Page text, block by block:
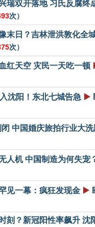
瑞双开落地 习氏反腐终
次）
末日？吉林泄洪敦化全
次）
红天空 灾民一天吃一顿
沈阳！东北七城告急 ▶️
中国婚庆旅拍行业大洗
人机 中国制造为何失宠
见一幕：疯狂发现金 ▶️
刻？新冠阳性率飙升 沈